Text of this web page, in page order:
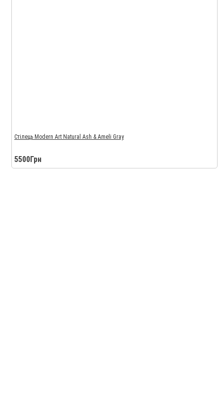
Стілець Modern Art Natural Ash & Ameli Gray
5500Грн